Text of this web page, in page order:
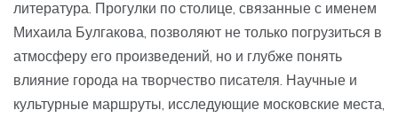
литература. Прогулки по столице, связанные с именем
Михаила Булгакова, позволяют не только погрузиться в
атмосферу его произведений, но и глубже понять
влияние города на творчество писателя. Научные и
культурные маршруты, исследующие московские места,